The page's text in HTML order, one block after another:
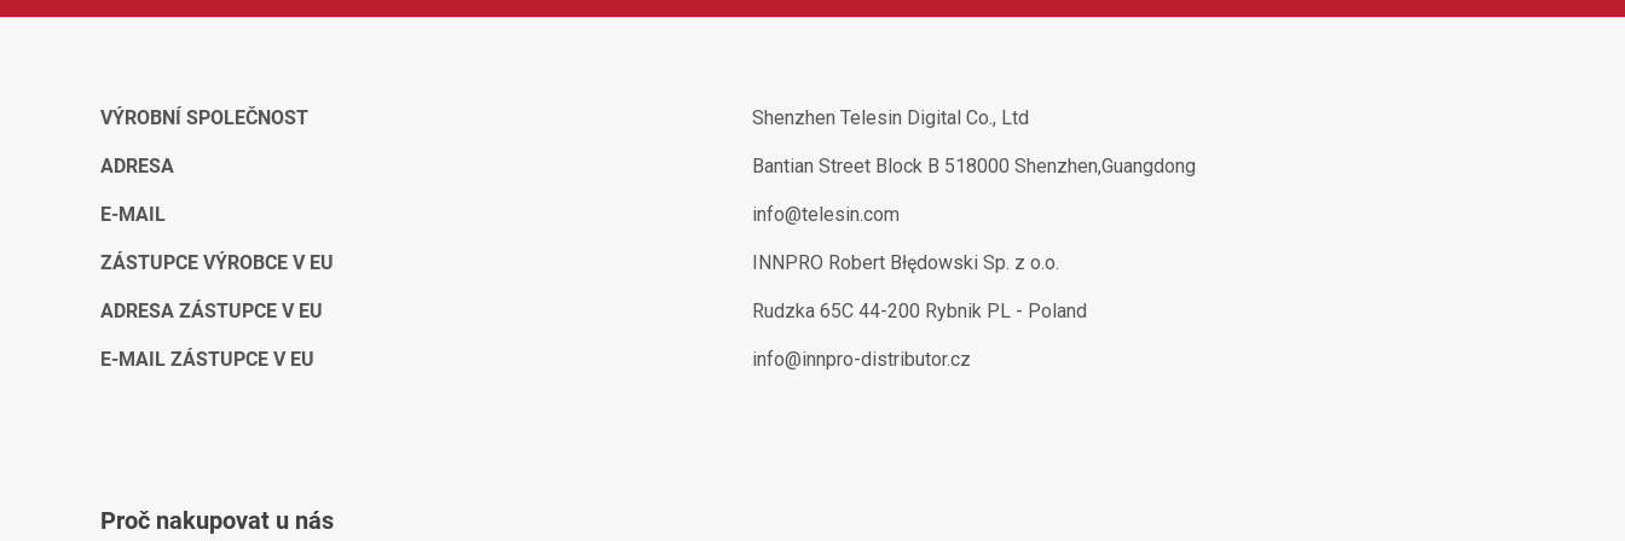
VÝROBNÍ SPOLEČNOST Shenzhen Telesin Digital Co., Ltd
ADRESA Bantian Street Block B 518000 Shenzhen,Guangdong
E-MAIL info@telesin.com
ZÁSTUPCE VÝROBCE V EU INNPRO Robert Błędowski Sp. z o.o.
ADRESA ZÁSTUPCE V EU Rudzka 65C 44-200 Rybnik PL - Poland
E-MAIL ZÁSTUPCE V EU info@innpro-distributor.cz
Proč nakupovat u nás